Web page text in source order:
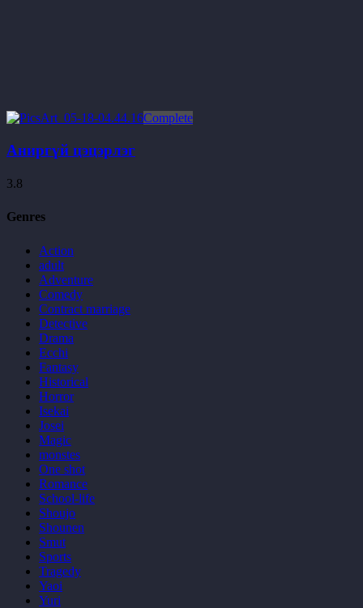
Complete
Аниргүй цэцэрлэг
3.8
Genres
Action
adult
Adventure
Comedy
Contract marriage
Detective
Drama
Ecchi
Fantasy
Historical
Horror
Isekai
Josei
Magic
monstes
One shot
Romance
School-life
Shoujo
Shounen
Smut
Sports
Tragedy
Yaoi
Yuri